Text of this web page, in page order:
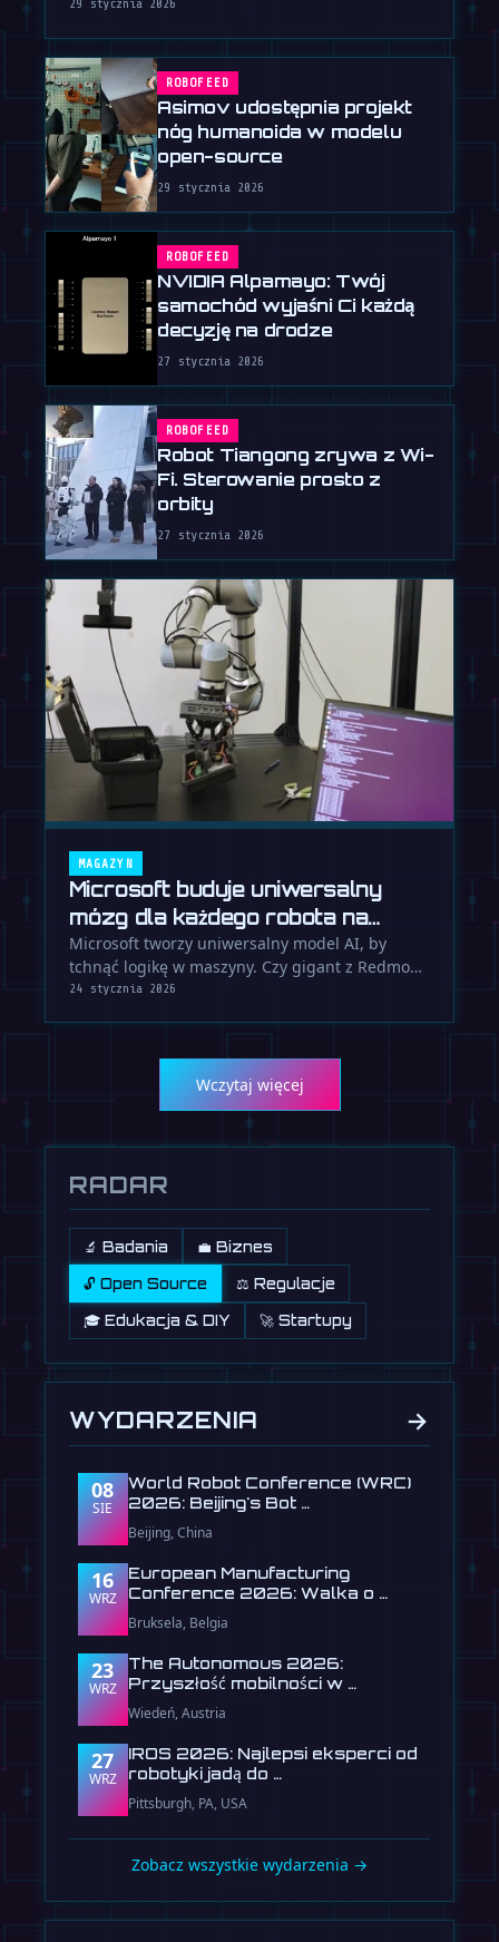
wyszkolony na 20 000 godzinach …
29 stycznia 2026
ROBOFEED
Asimov udostępnia projekt
nóg humanoida w modelu
open-source
29 stycznia 2026
ROBOFEED
NVIDIA Alpamayo: Twój
samochód wyjaśni Ci każdą
decyzję na drodze
27 stycznia 2026
ROBOFEED
Robot Tiangong zrywa z Wi-
Fi. Sterowanie prosto z
orbity
27 stycznia 2026
MAGAZYN
Microsoft buduje uniwersalny
mózg dla każdego robota na
świecie
Microsoft tworzy uniwersalny model AI, by
tchnąć logikę w maszyny. Czy gigant z Redmond
uniknie błędów z przeszłości i …
24 stycznia 2026
Wczytaj więcej
RADAR
🔬 Badania 💼 Biznes
🔓 Open Source ⚖️ Regulacje
🎓 Edukacja & DIY 🚀 Startupy
WYDARZENIA →
08
SIE
World Robot Conference (WRC)
2026: Beijing's Bot …
Beijing, China
16
WRZ
European Manufacturing
Conference 2026: Walka o …
Bruksela, Belgia
23
WRZ
The Autonomous 2026:
Przyszłość mobilności w …
Wiedeń, Austria
27
WRZ
IROS 2026: Najlepsi eksperci od
robotyki jadą do …
Pittsburgh, PA, USA
Zobacz wszystkie wydarzenia →